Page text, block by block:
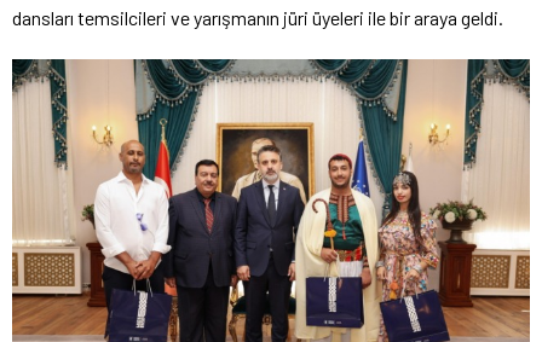
dansları temsilcileri ve yarışmanın jüri üyeleri ile bir araya geldi.